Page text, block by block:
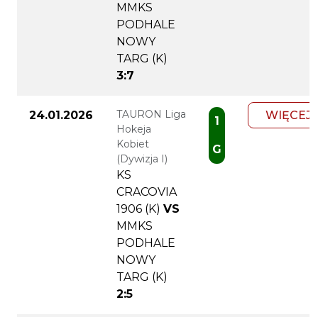
MMKS
PODHALE
NOWY
TARG (K)
3:7
24.01.2026
TAURON Liga
Hokeja
Kobiet
(Dywizja I)
KS
CRACOVIA
1906 (K) VS
MMKS
PODHALE
NOWY
TARG (K)
2:5
1
G
WIĘCEJ